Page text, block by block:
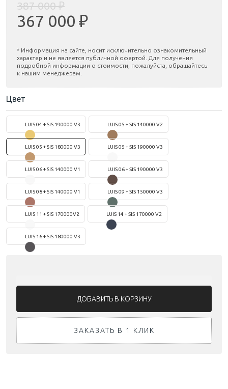
387 000 ₽
367 000 ₽
* Информация на сайте, носит исключительно ознакомительный
характер и не является публичной офертой. Для получения
подробной информации о стоимости, пожалуйста, обращайтесь
к нашим менеджерам.
Цвет
LUIS 04 + SIS 190000 V3 LUIS 05 + SIS 140000 V2
LUIS 05 + SIS 180000 V3 LUIS 05 + SIS 190000 V3
LUIS 06 + SIS 140000 V1 LUIS 06 + SIS 190000 V3
LUIS 08 + SIS 140000 V1 LUIS 09 + SIS 150000 V3
LUIS 11 + SIS 170000V2 LUIS 14 + SIS 170000 V2
LUIS 16 + SIS 180000 V3
ЗАКАЗАТЬ В 1 КЛИК